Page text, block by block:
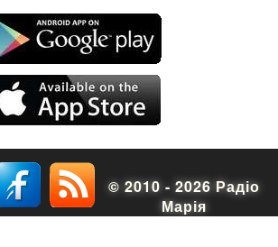
© 2010 - 2026 Радіо
Марія